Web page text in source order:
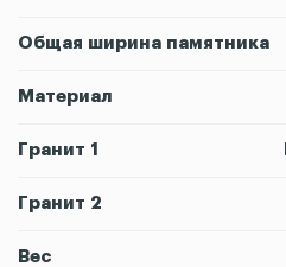
Общая ширина памятника
Материал
Гранит 1
Гранит 2
Вес